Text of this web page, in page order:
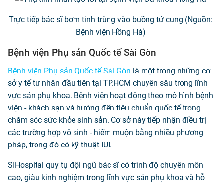
Trực tiếp bác sĩ bơm tinh trùng vào buồng tử cung (Nguồn:
Bệnh viện Hồng Hà)
Bệnh viện Phụ sản Quốc tế Sài Gòn
Bệnh viện Phụ sản Quốc tế Sài Gòn là một trong những cơ
sở y tế tư nhân đầu tiên tại TP.HCM chuyên sâu trong lĩnh
vực sản phụ khoa. Bệnh viện hoạt động theo mô hình bệnh
viện - khách sạn và hướng đến tiêu chuẩn quốc tế trong
chăm sóc sức khỏe sinh sản. Cơ sở này tiếp nhận điều trị
các trường hợp vô sinh - hiếm muộn bằng nhiều phương
pháp, trong đó có kỹ thuật IUI.
SIHospital quy tụ đội ngũ bác sĩ có trình độ chuyên môn
cao, giàu kinh nghiệm trong lĩnh vực sản phụ khoa và hỗ